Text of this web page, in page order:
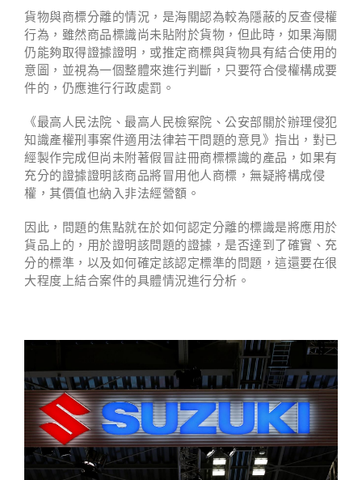
貨物與商標分離的情況，是海關認為較為隱蔽的反查侵權
行為，雖然商品標識尚未貼附於貨物，但此時，如果海關
仍能夠取得證據證明，或推定商標與貨物具有結合使用的
意圖，並視為一個整體來進行判斷，只要符合侵權構成要
件的，仍應進行行政處罰。
《最高人民法院、最高人民檢察院、公安部關於辦理侵犯
知識產權刑事案件適用法律若干問題的意見》指出，對已
經製作完成但尚未附著假冒註冊商標標識的產品，如果有
充分的證據證明該商品將冒用他人商標，無疑將構成侵
權，其價值也納入非法經營額。
因此，問題的焦點就在於如何認定分離的標識是將應用於
貨品上的，用於證明該問題的證據，是否達到了確實、充
分的標準，以及如何確定該認定標準的問題，這還要在很
大程度上結合案件的具體情況進行分析。